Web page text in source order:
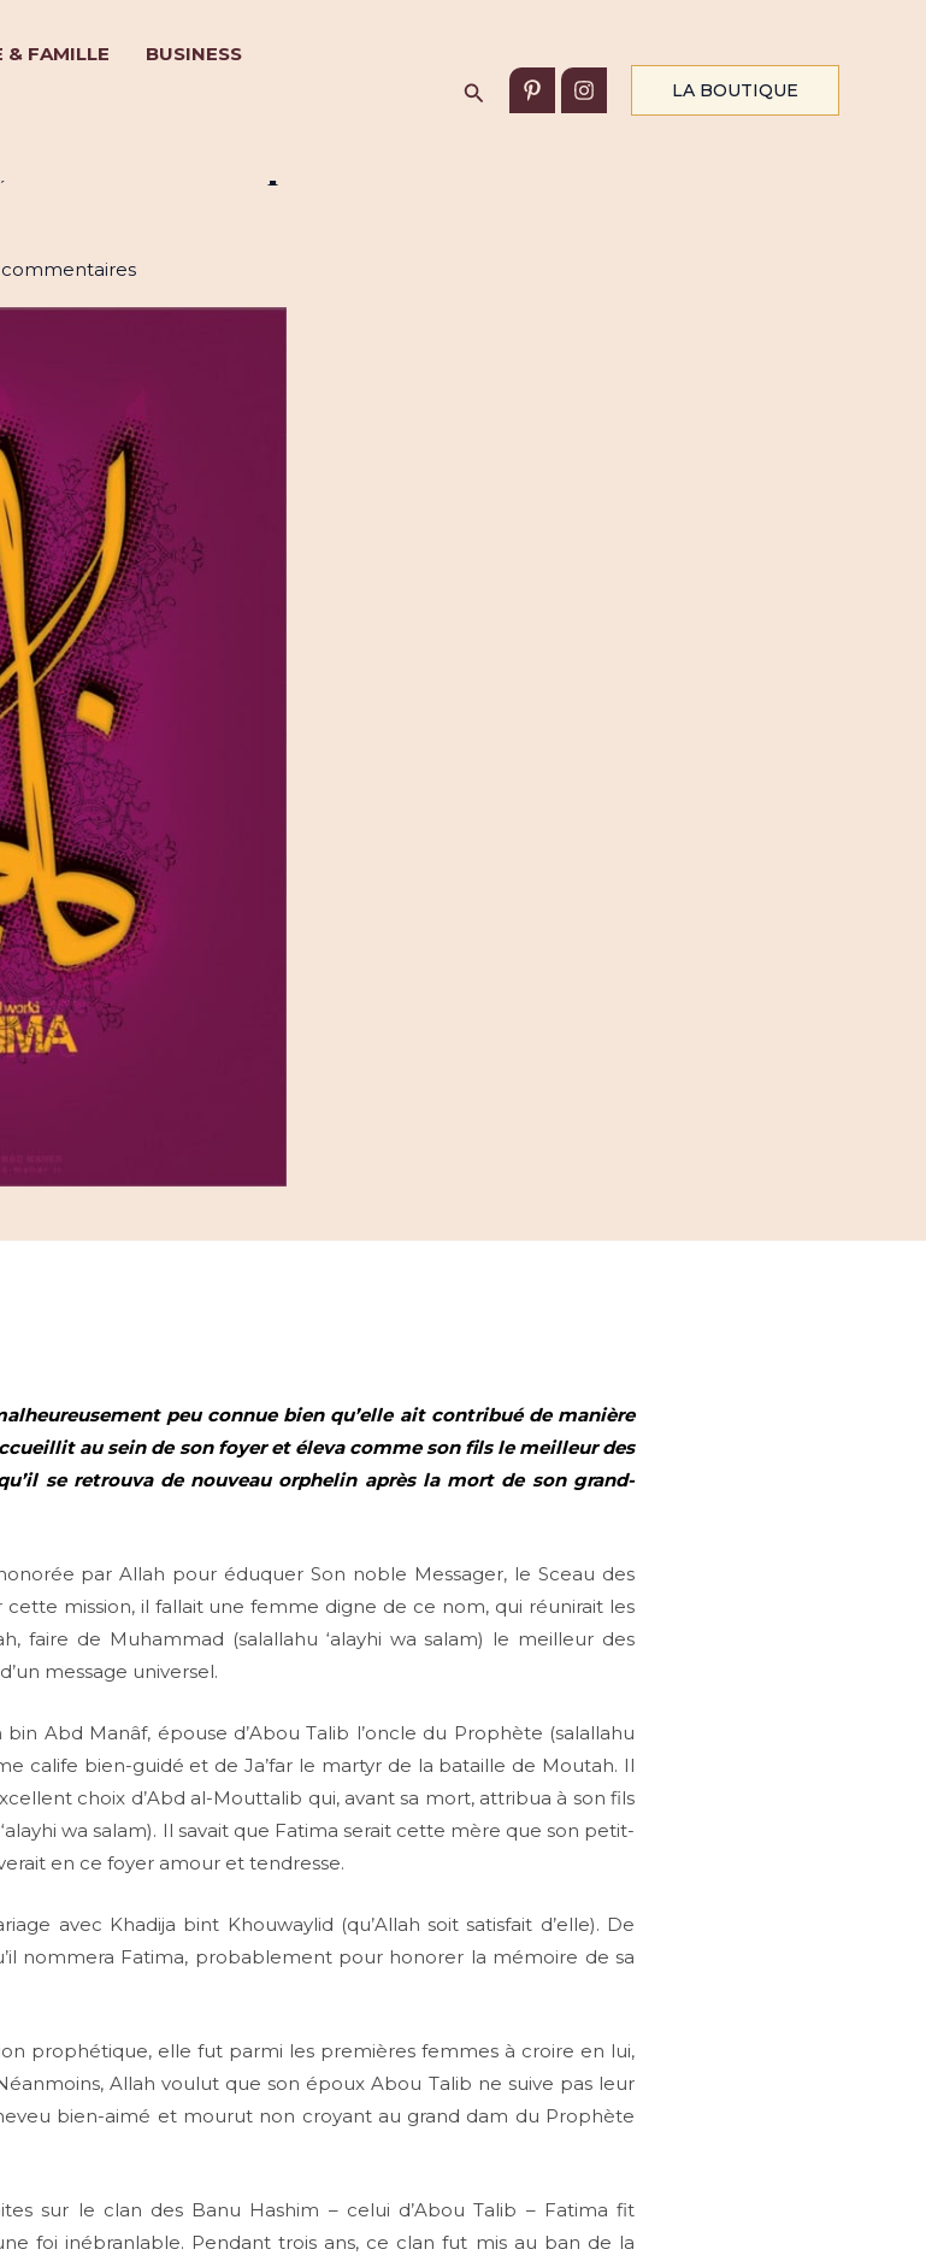
& FAMILLE BUSINESS
Rechercher LA BOUTIQUE
commentaires
peu connue bien qu’elle ait contribué de manière
au sein de son foyer et éleva comme son fils le meilleur des
se retrouva de nouveau orphelin après la mort de son grand-
par Allah pour éduquer Son noble Messager, le Sceau des
cette mission, il fallait une femme digne de ce nom, qui réunirait les
faire de Muhammad (salallahu ‘alayhi wa salam) le meilleur des
message universel.
Abd Manâf, épouse d’Abou Talib l’oncle du Prophète (salallahu
calife bien-guidé et de Ja’far le martyr de la bataille de Moutah. Il
choix d’Abd al-Mouttalib qui, avant sa mort, attribua à son fils
wa salam). Il savait que Fatima serait cette mère que son petit-
en ce foyer amour et tendresse.
avec Khadija bint Khouwaylid (qu’Allah soit satisfait d’elle). De
nommera Fatima, probablement pour honorer la mémoire de sa
prophétique, elle fut parmi les premières femmes à croire en lui,
Allah voulut que son époux Abou Talib ne suive pas leur
bien-aimé et mourut non croyant au grand dam du Prophète
sur le clan des Banu Hashim – celui d’Abou Talib – Fatima fit
foi inébranlable. Pendant trois ans, ce clan fut mis au ban de la